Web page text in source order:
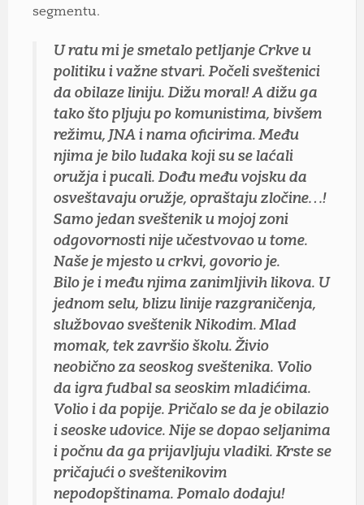
segmentu.
U ratu mi je smetalo petljanje Crkve u
politiku i važne stvari. Počeli sveštenici
da obilaze liniju. Dižu moral! A dižu ga
tako što pljuju po komunistima, bivšem
režimu, JNA i nama oficirima. Među
njima je bilo ludaka koji su se laćali
oružja i pucali. Dođu među vojsku da
osveštavaju oružje, opraštaju zločine…!
Samo jedan sveštenik u mojoj zoni
odgovornosti nije učestvovao u tome.
Naše je mjesto u crkvi, govorio je.
Bilo je i među njima zanimljivih likova. U
jednom selu, blizu linije razgraničenja,
službovao sveštenik Nikodim. Mlad
momak, tek završio školu. Živio
neobično za seoskog sveštenika. Volio
da igra fudbal sa seoskim mladićima.
Volio i da popije. Pričalo se da je obilazio
i seoske udovice. Nije se dopao seljanima
i počnu da ga prijavljuju vladiki. Krste se
pričajući o sveštenikovim
nepodopštinama. Pomalo dodaju!